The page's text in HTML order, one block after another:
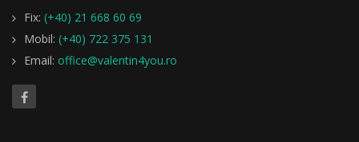
Fix: (+40) 21 668 60 69
Mobil: (+40) 722 375 131
Email: office@valentin4you.ro